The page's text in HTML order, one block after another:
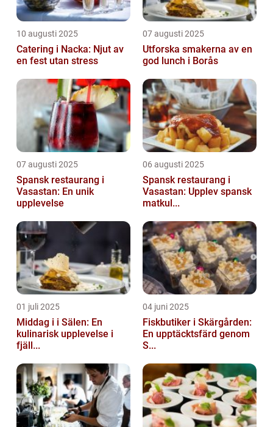
10 augusti 2025
Catering i Nacka: Njut av
en fest utan stress
07 augusti 2025
Utforska smakerna av en
god lunch i Borås
07 augusti 2025
Spansk restaurang i
Vasastan: En unik
upplevelse
06 augusti 2025
Spansk restaurang i
Vasastan: Upplev spansk
matkul...
01 juli 2025
Middag i i Sälen: En
kulinarisk upplevelse i
fjäll...
04 juni 2025
Fiskbutiker i Skärgården:
En upptäcktsfärd genom
S...